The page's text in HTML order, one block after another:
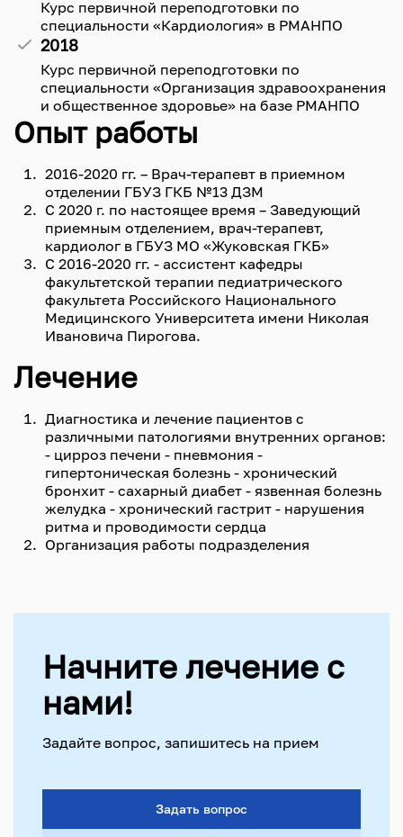
Курс первичной переподготовки по
специальности «Кардиология» в РМАНПО
2018
Курс первичной переподготовки по
специальности «Организация здравоохранения
и общественное здоровье» на базе РМАНПО
Опыт работы
2016-2020 гг. – Врач-терапевт в приемном
отделении ГБУЗ ГКБ №13 ДЗМ
С 2020 г. по настоящее время – Заведующий
приемным отделением, врач-терапевт,
кардиолог в ГБУЗ МО «Жуковская ГКБ»
С 2016-2020 гг. - ассистент кафедры
факультетской терапии педиатрического
факультета Российского Национального
Медицинского Университета имени Николая
Ивановича Пирогова.
Лечение
Диагностика и лечение пациентов с
различными патологиями внутренних органов:
- цирроз печени - пневмония -
гипертоническая болезнь - хронический
бронхит - сахарный диабет - язвенная болезнь
желудка - хронический гастрит - нарушения
ритма и проводимости сердца
Организация работы подразделения
Начните лечение с
нами!
Задайте вопрос, запишитесь на прием
Задать вопрос